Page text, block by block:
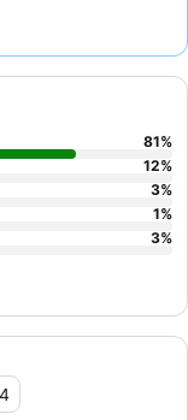
81%
12%
3%
1%
3%